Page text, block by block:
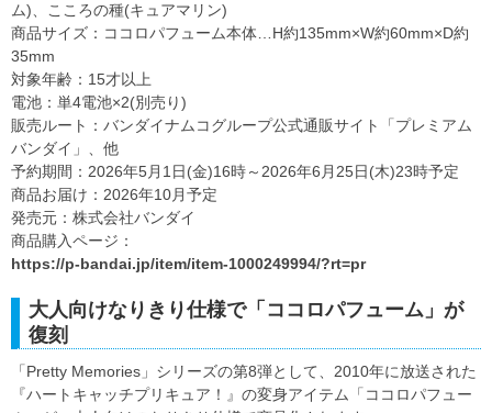
ム)、こころの種(キュアマリン)
商品サイズ：ココロパフューム本体…H約135mm×W約60mm×D約
35mm
対象年齢：15才以上
電池：単4電池×2(別売り)
販売ルート：バンダイナムコグループ公式通販サイト「プレミアム
バンダイ」、他
予約期間：2026年5月1日(金)16時～2026年6月25日(木)23時予定
商品お届け：2026年10月予定
発売元：株式会社バンダイ
商品購入ページ：
https://p-bandai.jp/item/item-1000249994/?rt=pr
大人向けなりきり仕様で「ココロパフューム」が
復刻
「Pretty Memories」シリーズの第8弾として、2010年に放送された
『ハートキャッチプリキュア！』の変身アイテム「ココロパフュー